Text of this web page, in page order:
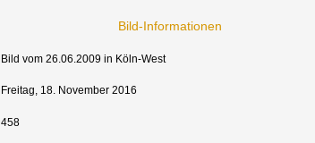
Bild-Informationen
Bild vom 26.06.2009 in Köln-West
Freitag, 18. November 2016
458